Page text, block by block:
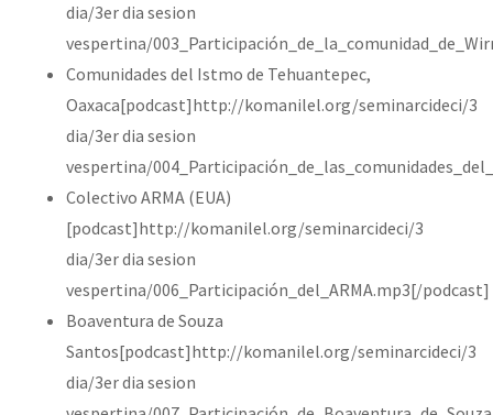
dia/3er dia sesion
vespertina/
Comunidades del Istmo de Tehuantepec,
Oaxaca[podcast]http://komanilel.org/seminarcideci/3
dia/3er dia sesion
vespertina/
Colectivo ARMA (EUA)
[podcast]http://komanilel.org/seminarcideci/3
dia/3er dia sesion
vespertina/006_Participación_del_ARMA.mp3[/podcast]
Boaventura de Souza
Santos[podcast]http://komanilel.org/seminarcideci/3
dia/3er dia sesion